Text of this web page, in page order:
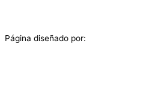
Página diseñado por: